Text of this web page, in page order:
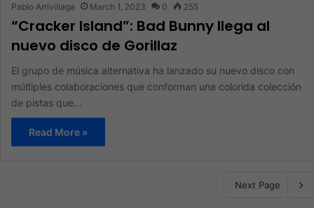
Pablo Arrivillaga March 1, 2023 0 255
“Cracker Island”: Bad Bunny llega al
nuevo disco de Gorillaz
El grupo de música alternativa ha lanzado su nuevo disco con
múltiples colaboraciones que conforman una colorida colección
de pistas que…
Read More »
Next Page